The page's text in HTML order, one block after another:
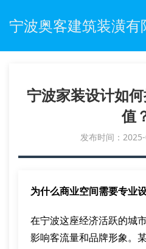
宁波奥客建筑装潢有
宁波家装设计如
值
发布时间：
为什么商业空间需要专业
在宁波这座经济活跃的城市
影响客流量和品牌形象。